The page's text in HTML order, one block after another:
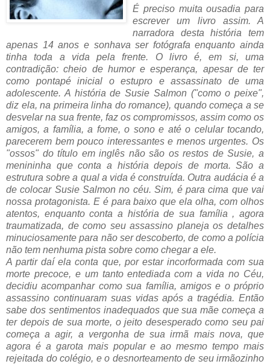
É preciso muita ousadia para
escrever um livro assim. A
narradora desta história tem
apenas 14 anos e sonhava ser fotógrafa enquanto ainda
tinha toda a vida pela frente. O livro é, em si, uma
contradição: cheio de humor e esperança, apesar de ter
como pontapé inicial o estupro e assassinato de uma
adolescente. A história de Susie Salmon ("como o peixe",
diz ela, na primeira linha do romance), quando começa a se
desvelar na sua frente, faz os compromissos, assim como os
amigos, a família, a fome, o sono e até o celular tocando,
parecerem bem pouco interessantes e menos urgentes. Os
"ossos" do título em inglês não são os restos de Susie, a
menininha que conta a história depois de morta. São a
estrutura sobre a qual a vida é construída. Outra audácia é a
de colocar Susie Salmon no céu. Sim, é para cima que vai
nossa protagonista. E é para baixo que ela olha, com olhos
atentos, enquanto conta a história de sua família , agora
traumatizada, de como seu assassino planeja os detalhes
minuciosamente para não ser descoberto, de como a polícia
não tem nenhuma pista sobre como chegar a ele.
A partir daí ela conta que, por estar incorformada com sua
morte precoce, e um tanto entediada com a vida no Céu,
decidiu acompanhar como sua família, amigos e o próprio
assassino continuaram suas vidas após a tragédia. Então
sabe dos sentimentos inadequados que sua mãe começa a
ter depois de sua morte, o jeito desesperado como seu pai
começa a agir, a vergonha de sua irmã mais nova, que
agora é a garota mais popular e ao mesmo tempo mais
rejeitada do colégio, e o desnorteamento de seu irmãozinho